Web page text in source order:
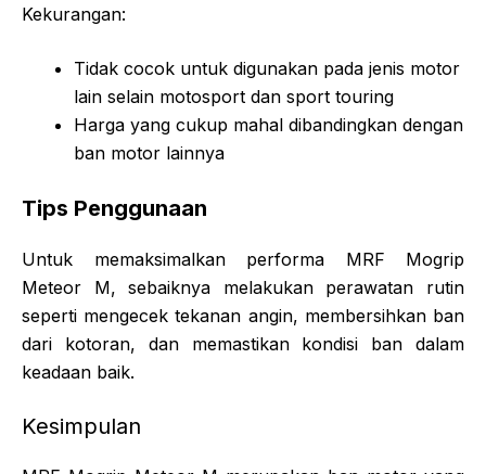
Kekurangan:
Tidak cocok untuk digunakan pada jenis motor
lain selain motosport dan sport touring
Harga yang cukup mahal dibandingkan dengan
ban motor lainnya
Tips Penggunaan
Untuk memaksimalkan performa MRF Mogrip
Meteor M, sebaiknya melakukan perawatan rutin
seperti mengecek tekanan angin, membersihkan ban
dari kotoran, dan memastikan kondisi ban dalam
keadaan baik.
Kesimpulan